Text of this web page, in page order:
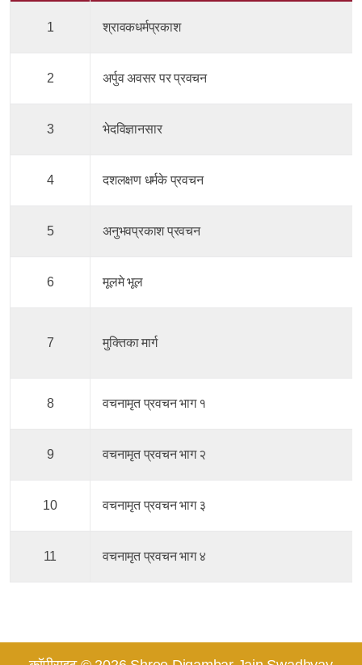
1 श्रावकधर्मप्रकाश
2 अर्पुव अवसर पर प्रवचन
3 भेदविज्ञानसार
4 दशलक्षण धर्मके प्रवचन
5 अनुभवप्रकाश प्रवचन
6 मूलमे भूल
7 मुक्तिका मार्ग
8 वचनामृत प्रवचन भाग १
9 वचनामृत प्रवचन भाग २
10 वचनामृत प्रवचन भाग ३
11 वचनामृत प्रवचन भाग ४